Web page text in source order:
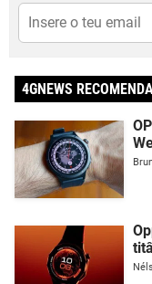
4GNEWS RECOMENDA